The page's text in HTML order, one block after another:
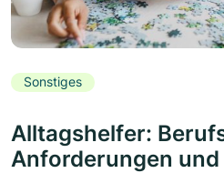
Sonstiges
Alltagshelfer:
Anforderungen